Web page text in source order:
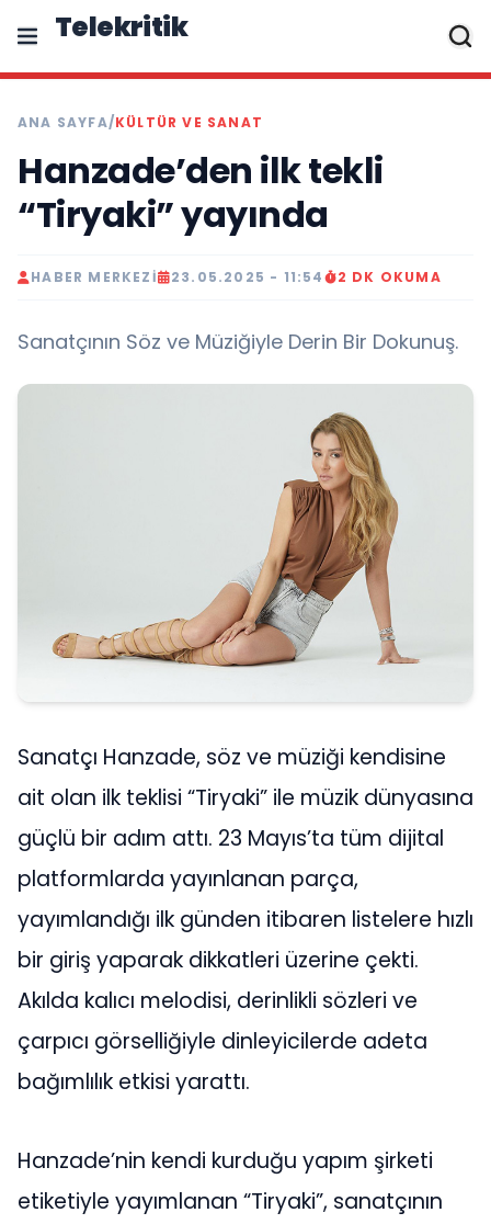
Telekritik
ANA SAYFA/KÜLTÜR VE SANAT
Hanzade’den ilk tekli
“Tiryaki” yayında
HABER MERKEZI 23.05.2025 - 11:54 2 DK OKUMA
Sanatçının Söz ve Müziğiyle Derin Bir Dokunuş.
Sanatçı Hanzade, söz ve müziği kendisine
ait olan ilk teklisi “Tiryaki” ile müzik dünyasına
güçlü bir adım attı. 23 Mayıs’ta tüm dijital
platformlarda yayınlanan parça,
yayımlandığı ilk günden itibaren listelere hızlı
bir giriş yaparak dikkatleri üzerine çekti.
Akılda kalıcı melodisi, derinlikli sözleri ve
çarpıcı görselliğiyle dinleyicilerde adeta
bağımlılık etkisi yarattı.
Hanzade’nin kendi kurduğu yapım şirketi
etiketiyle yayımlanan “Tiryaki”, sanatçının